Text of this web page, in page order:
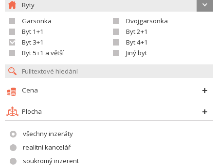
Byty
Garsonka
Dvojgarsonka
Byt 1+1
Byt 2+1
Byt 3+1
Byt 4+1
Byt 5+1 a větší
Jiný byt
Cena
Plocha
všechny inzeráty
realitní kancelář
soukromý inzerent